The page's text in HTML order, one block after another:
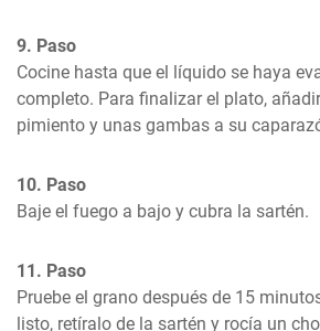
9. Paso
Cocine hasta que el líquido se haya
completo. Para finalizar el plato,
pimiento y unas gambas a su
10. Paso
Baje el fuego a bajo y cubra la sartén.
11. Paso
Pruebe el grano después de 15
listo, retíralo de la sartén y rocía un